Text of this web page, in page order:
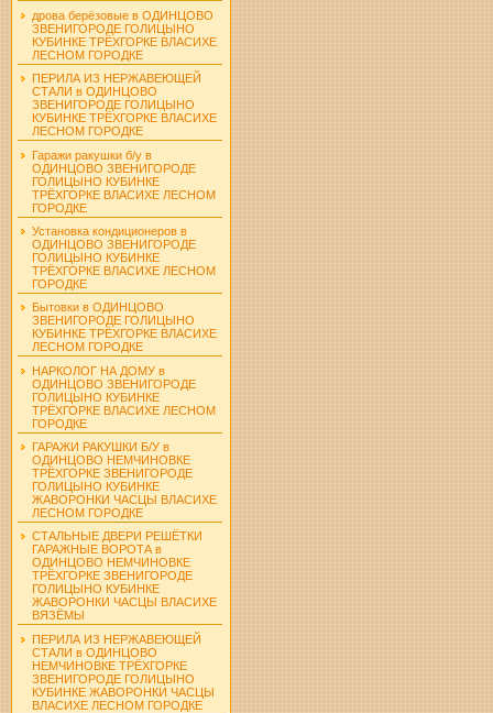
дрова берёзовые в ОДИНЦОВО
ЗВЕНИГОРОДЕ ГОЛИЦЫНО
КУБИНКЕ ТРЁХГОРКЕ ВЛАСИХЕ
ЛЕСНОМ ГОРОДКЕ
ПЕРИЛА ИЗ НЕРЖАВЕЮЩЕЙ
СТАЛИ в ОДИНЦОВО
ЗВЕНИГОРОДЕ ГОЛИЦЫНО
КУБИНКЕ ТРЁХГОРКЕ ВЛАСИХЕ
ЛЕСНОМ ГОРОДКЕ
Гаражи ракушки б/у в
ОДИНЦОВО ЗВЕНИГОРОДЕ
ГОЛИЦЫНО КУБИНКЕ
ТРЁХГОРКЕ ВЛАСИХЕ ЛЕСНОМ
ГОРОДКЕ
Установка кондиционеров в
ОДИНЦОВО ЗВЕНИГОРОДЕ
ГОЛИЦЫНО КУБИНКЕ
ТРЁХГОРКЕ ВЛАСИХЕ ЛЕСНОМ
ГОРОДКЕ
Бытовки в ОДИНЦОВО
ЗВЕНИГОРОДЕ ГОЛИЦЫНО
КУБИНКЕ ТРЁХГОРКЕ ВЛАСИХЕ
ЛЕСНОМ ГОРОДКЕ
НАРКОЛОГ НА ДОМУ в
ОДИНЦОВО ЗВЕНИГОРОДЕ
ГОЛИЦЫНО КУБИНКЕ
ТРЁХГОРКЕ ВЛАСИХЕ ЛЕСНОМ
ГОРОДКЕ
ГАРАЖИ РАКУШКИ Б/У в
ОДИНЦОВО НЕМЧИНОВКЕ
ТРЁХГОРКЕ ЗВЕНИГОРОДЕ
ГОЛИЦЫНО КУБИНКЕ
ЖАВОРОНКИ ЧАСЦЫ ВЛАСИХЕ
ЛЕСНОМ ГОРОДКЕ
СТАЛЬНЫЕ ДВЕРИ РЕШЁТКИ
ГАРАЖНЫЕ ВОРОТА в
ОДИНЦОВО НЕМЧИНОВКЕ
ТРЁХГОРКЕ ЗВЕНИГОРОДЕ
ГОЛИЦЫНО КУБИНКЕ
ЖАВОРОНКИ ЧАСЦЫ ВЛАСИХЕ
ВЯЗЁМЫ
ПЕРИЛА ИЗ НЕРЖАВЕЮЩЕЙ
СТАЛИ в ОДИНЦОВО
НЕМЧИНОВКЕ ТРЁХГОРКЕ
ЗВЕНИГОРОДЕ ГОЛИЦЫНО
КУБИНКЕ ЖАВОРОНКИ ЧАСЦЫ
ВЛАСИХЕ ЛЕСНОМ ГОРОДКЕ